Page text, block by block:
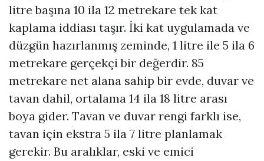
litre başına 10 ila 12 metrekare tek kat
kaplama iddiası taşır. İki kat uygulamada ve
düzgün hazırlanmış zeminde, 1 litre ile 5 ila 6
metrekare gerçekçi bir değerdir. 85
metrekare net alana sahip bir evde, duvar ve
tavan dahil, ortalama 14 ila 18 litre arası
boya gider. Tavan ve duvar rengi farklı ise,
tavan için ekstra 5 ila 7 litre planlamak
gerekir. Bu aralıklar, eski ve emici